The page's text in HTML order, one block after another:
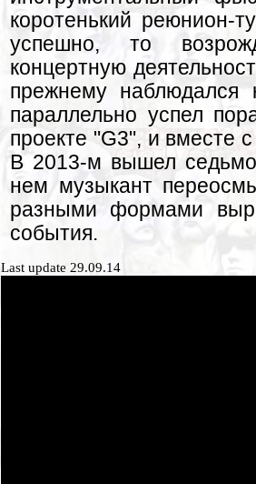
коротенький реюнион-
успешно, то
концертную
прежнему
параллельно успел
проекте "G3", и вместе
В 2013-м вышел
нем музыкант
разными формами
события.
Last update 29.09.14